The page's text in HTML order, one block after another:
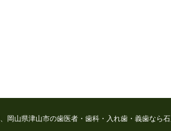
岡山県津山市の歯医者・歯科・入れ歯・義歯なら